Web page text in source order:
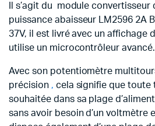
Il s’agit du module convertisseur
puissance abaisseur LM2596 2A
37V, il est livré avec un affichage
utilise un microcontrôleur avancé.
Avec son potentiomètre
précision , cela signifie que toute
souhaitée dans sa plage
sans avoir besoin d’un voltmètre